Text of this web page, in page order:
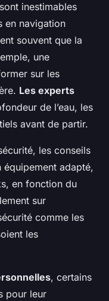
inestimables
en navigation
souvent que la
une
sur les
Les experts
de l’eau, les
avant de partir.
les conseils
équipement adapté,
en fonction du
sur
comme les
les
, certains
pour leur